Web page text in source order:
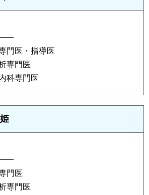
門医・指導医
専門医
科専門医
門医
専門医